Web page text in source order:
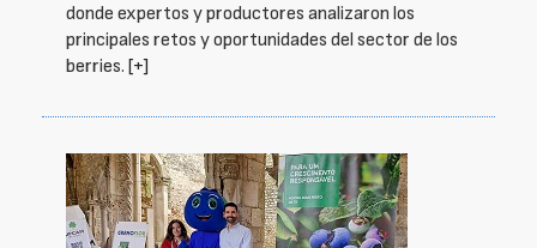
donde expertos y productores analizaron los
principales retos y oportunidades del sector de los
berries. [+]